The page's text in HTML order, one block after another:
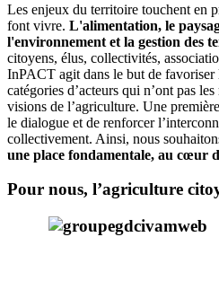
Les enjeux du territoire touchent en
font vivre. L'alimentation, le
l'environnement et la gestion des
citoyens, élus, collectivités,
InPACT agit dans le but de favoriser
catégories d’acteurs qui n’ont pas
visions de l’agriculture. Une
le dialogue et de renforcer
collectivement. Ainsi, nous
une place fondamentale, au cœur
Pour nous, l’agriculture